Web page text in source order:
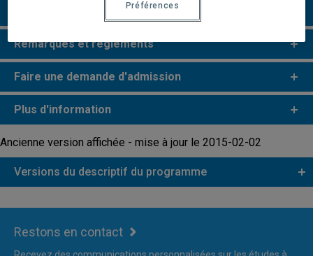
Champs de recherche
Remarques et règlements
Faire une demande d'admission
Plus d'information
Ancienne version affichée - mise à jour le 2015-02-02
Versions du descriptif du programme
Restons en contact
Préférences